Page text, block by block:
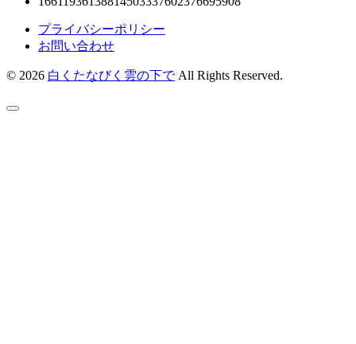
プライバシーポリシー
お問い合わせ
© 2026 白くたなびく雲の下でAll Rights Reserved.